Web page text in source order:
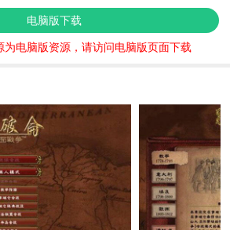
电脑版下载
为电脑版资源，请访问电脑版页面下载